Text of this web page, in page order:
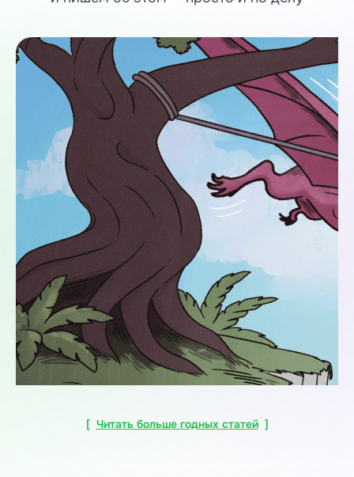
[ Читать больше годных статей]